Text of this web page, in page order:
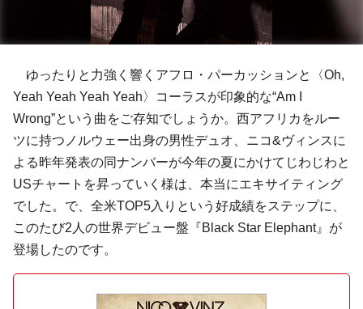
ゆったりと力強く響くアフロ・パーカッションと〈Oh,
Yeah Yeah Yeah Yeah〉コーラスが印象的な“Am I
Wrong”という曲をご存知でしょうか。西アフリカをルー
ツに持つノルウェー出身の男性デュオ、 ニコ&ヴィンスに
よる昨年発表の同ナンバーが今年の夏にかけてじわじわと
USチャートを昇っていく様は、本当にエキサイティング
でした。で、全米TOP5入りという好成績をステップに、
このたび2人の世界デビュー盤『Black Star Elephant』が
登場したのです。